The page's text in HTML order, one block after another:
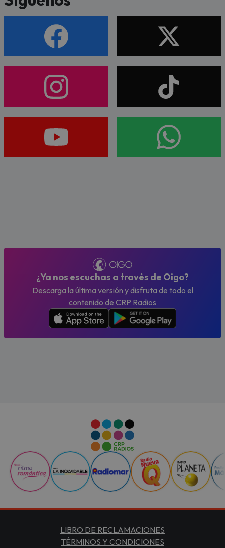
¿Ya nos escuchas a través de Oigo?
Descarga la última versión y disfruta de todo el
contenido de CRP Radios
LIBRO DE RECLAMACIONES
TÉRMINOS Y CONDICIONES